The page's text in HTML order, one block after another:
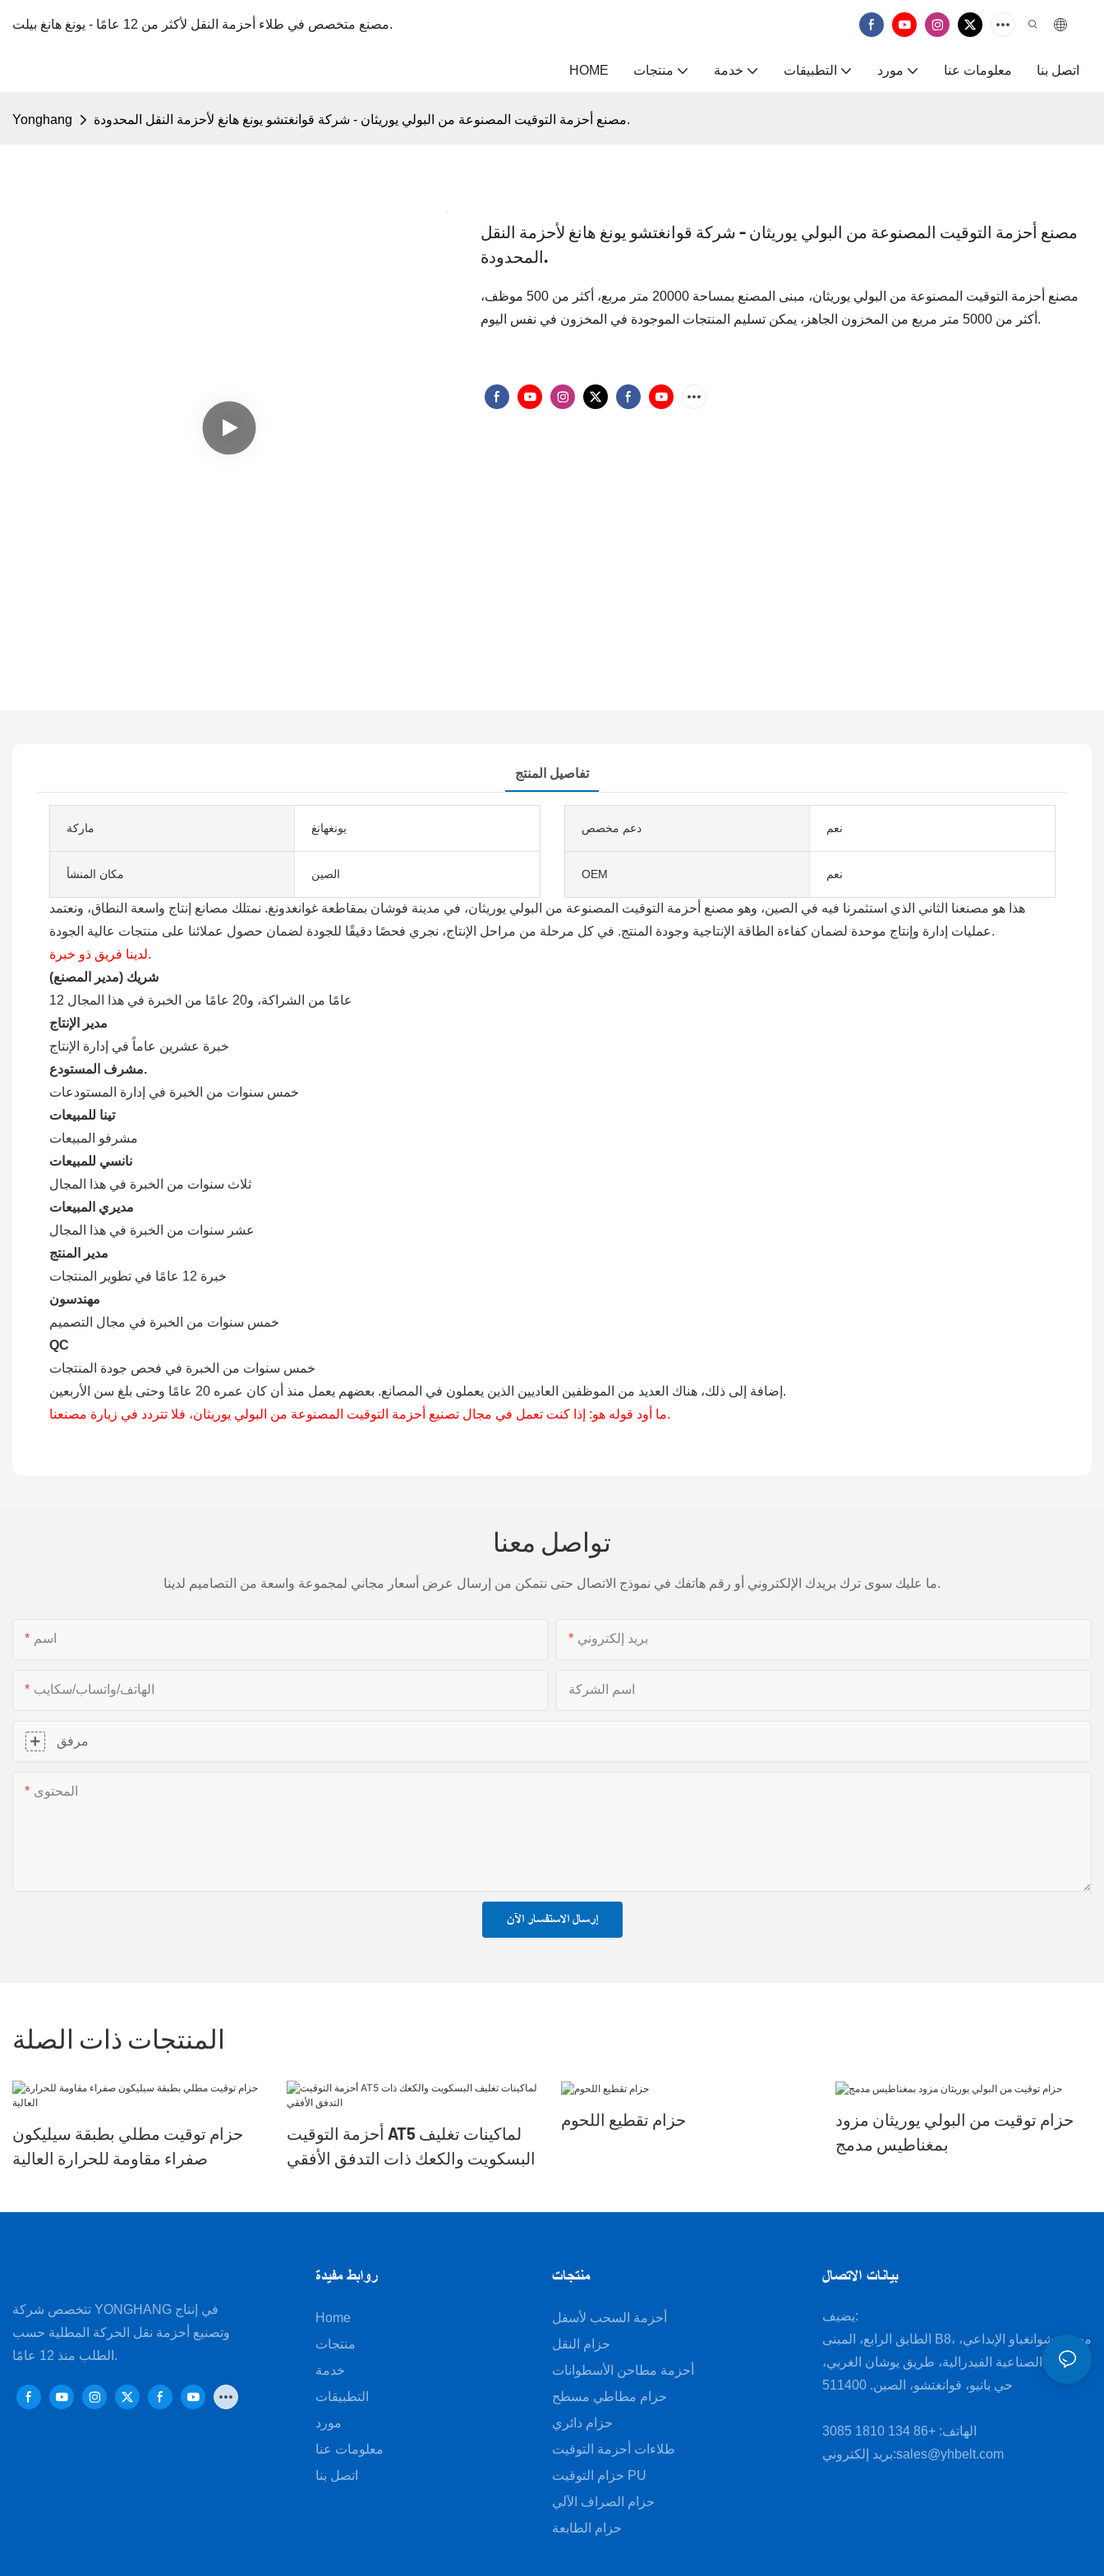
مصنع متخصص في طلاء أحزمة النقل لأكثر من 12 عامًا - يونغ هانغ بيلت.
HOME منتجات خدمة التطبيقات مورد معلومات عنا اتصل بنا
Yonghang مصنع أحزمة التوقيت المصنوعة من البولي يوريثان - شركة قوانغتشو يونغ هانغ لأحزمة النقل المحدودة.
مصنع أحزمة التوقيت المصنوعة من البولي يوريثان - شركة قوانغتشو يونغ هانغ لأحزمة النقل
المحدودة.
مصنع أحزمة التوقيت المصنوعة من البولي يوريثان، مبنى المصنع بمساحة 20000 متر مربع، أكثر من 500 موظف،
أكثر من 5000 متر مربع من المخزون الجاهز، يمكن تسليم المنتجات الموجودة في المخزون في نفس اليوم.
تفاصيل المنتج
ماركة يونغهانغ دعم مخصص نعم
مكان المنشأ الصين OEM نعم
هذا هو مصنعنا الثاني الذي استثمرنا فيه في الصين، وهو مصنع أحزمة التوقيت المصنوعة من البولي يوريثان، في مدينة فوشان بمقاطعة غوانغدونغ. نمتلك مصانع إنتاج واسعة النطاق، ونعتمد
عمليات إدارة وإنتاج موحدة لضمان كفاءة الطاقة الإنتاجية وجودة المنتج. في كل مرحلة من مراحل الإنتاج، نجري فحصًا دقيقًا للجودة لضمان حصول عملائنا على منتجات عالية الجودة.
لدينا فريق ذو خبرة.
شريك (مدير المصنع)
12 عامًا من الشراكة، و20 عامًا من الخبرة في هذا المجال
مدير الإنتاج
خبرة عشرين عاماً في إدارة الإنتاج
مشرف المستودع.
خمس سنوات من الخبرة في إدارة المستودعات
تينا للمبيعات
مشرفو المبيعات
نانسي للمبيعات
ثلاث سنوات من الخبرة في هذا المجال
مديري المبيعات
عشر سنوات من الخبرة في هذا المجال
مدير المنتج
خبرة 12 عامًا في تطوير المنتجات
مهندسون
خمس سنوات من الخبرة في مجال التصميم
QC
خمس سنوات من الخبرة في فحص جودة المنتجات
إضافة إلى ذلك، هناك العديد من الموظفين العاديين الذين يعملون في المصانع. بعضهم يعمل منذ أن كان عمره 20 عامًا وحتى بلغ سن الأربعين.
ما أود قوله هو: إذا كنت تعمل في مجال تصنيع أحزمة التوقيت المصنوعة من البولي يوريثان، فلا تتردد في زيارة مصنعنا.
تواصل معنا
ما عليك سوى ترك بريدك الإلكتروني أو رقم هاتفك في نموذج الاتصال حتى نتمكن من إرسال عرض أسعار مجاني لمجموعة واسعة من التصاميم لدينا.
اسم بريد إلكتروني
الهاتف/واتساب/سكايب اسم الشركة
مرفق
المحتوى
إرسال الاستفسار الآن
المنتجات ذات الصلة
حزام توقيت مطلي بطبقة سيليكون
صفراء مقاومة للحرارة العالية
أحزمة التوقيت AT5 لماكينات تغليف
البسكويت والكعك ذات التدفق الأفقي
حزام تقطيع اللحوم
حزام توقيت من البولي يوريثان مزود
بمغناطيس مدمج
تتخصص شركة YONGHANG في إنتاج
وتصنيع أحزمة نقل الحركة المطلية حسب
الطلب منذ 12 عامًا.
روابط مفيدة
Home
منتجات
خدمة
التطبيقات
مورد
معلومات عنا
اتصل بنا
منتجات
أحزمة السحب لأسفل
حزام النقل
أحزمة مطاحن الأسطوانات
حزام مطاطي مسطح
حزام دائري
طلاءات أحزمة التوقيت
حزام التوقيت PU
حزام الصراف الآلي
حزام الطابعة
بيانات الاتصال
يضيف:
الطابق الرابع، المبنى B8، مجمع تشوانغباو الإبداعي،
المنطقة الصناعية الفيدرالية، طريق يوشان الغربي،
حي بانيو، قوانغتشو، الصين. 511400
الهاتف: +86 134 1810 3085
بريد إلكتروني:sales@yhbelt.com